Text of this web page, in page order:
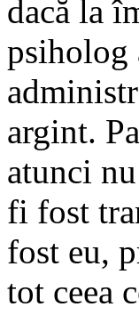
dacă la
psiholog
argint.
atunci
fi fost
fost eu,
tot ceea